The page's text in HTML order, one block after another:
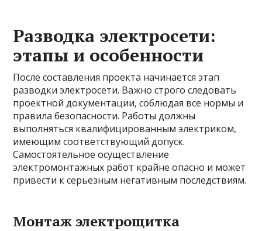
Разводка электросети:
этапы и особенности
После составления проекта начинается этап
разводки электросети. Важно строго следовать
проектной документации, соблюдая все нормы и
правила безопасности. Работы должны
выполняться квалифицированным электриком,
имеющим соответствующий допуск.
Самостоятельное осуществление
электромонтажных работ крайне опасно и может
привести к серьезным негативным последствиям.
Монтаж электрощитка